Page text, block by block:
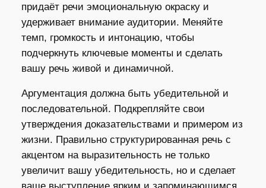
придаёт речи эмоциональную окраску и
удерживает внимание аудитории. Меняйте
темп, громкость и интонацию, чтобы
подчеркнуть ключевые моменты и сделать
вашу речь живой и динамичной.
Аргументация должна быть убедительной и
последовательной. Подкрепляйте свои
утверждения доказательствами и примером из
жизни. Правильно структурированная речь с
акцентом на выразительность не только
увеличит вашу убедительность, но и сделает